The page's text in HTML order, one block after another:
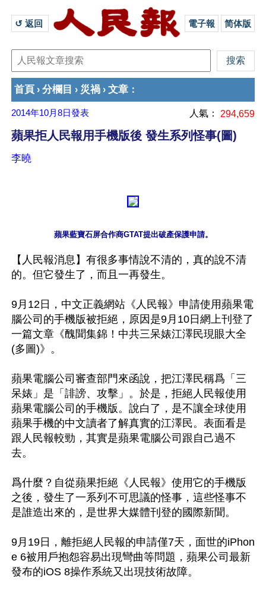
↺ 返回 電子報 简体版
首頁 › 分欄目 › 災禍 › 文章 ：
2014年10月8日發表 人氣： 294,659
蘋果拒人民報用手機版後 發生系列怪事(圖)
李曉
蘋果藍寶石屏合作商GTAT提出破產保護申請。
【人民報消息】有很多事情說不清的，真的說不清
的。但它發生了，而且一再發生。
9月12日，中文正義網站《人民報》申請使用蘋果電
腦公司的手機版被拒絕，原因是9月10日網上刊登了
一篇文章《醜聞集錦！中共三呆婊江澤民現眼大全
(多圖)》。
蘋果電腦公司審查部門來函說，把江澤民稱爲「三
呆婊」是「誹謗、攻擊」。於是，拒絕人民報使用
蘋果電腦公司的手機版。說白了，是不讓全球使用
蘋果手機的中文讀者了解真實的江澤民。表面看是
跟人民報較勁，其實是蘋果電腦公司跟自己過不
去。
爲什麼？自從蘋果拒絕《人民報》使用它的手機版
之後，發生了一系列不可思議的怪事，這些怪事不
是誰造出來的，是世界大媒體刊登的國際新聞。
9月19日，離拒絕人民報的申請僅7天，面世的iPhon
e 6被用戶抱怨容易出現彎曲等問題，蘋果公司最新
發布的iOS 8操作系統又出現技術故障。